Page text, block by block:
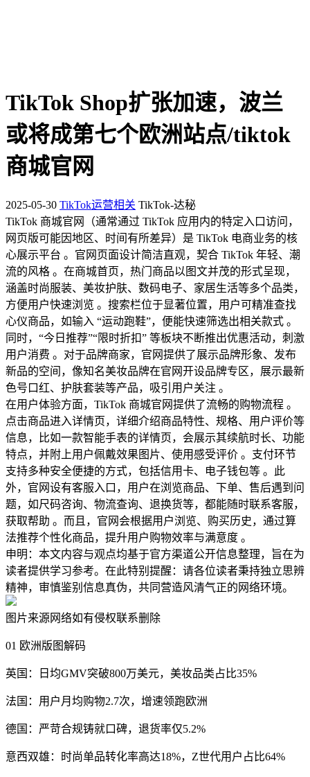
TikTok Shop扩张加速，波兰
或将成第七个欧洲站点/tiktok
商城官网
2025-05-30 TikTok运营相关 TikTok-达秘
TikTok 商城官网（通常通过 TikTok 应用内的特定入口访问，
网页版可能因地区、时间有所差异）是 TikTok 电商业务的核
心展示平台 。官网页面设计简洁直观，契合 TikTok 年轻、潮
流的风格 。在商城首页，热门商品以图文并茂的形式呈现，
涵盖时尚服装、美妆护肤、数码电子、家居生活等多个品类，
方便用户快速浏览 。搜索栏位于显著位置，用户可精准查找
心仪商品，如输入 “运动跑鞋”，便能快速筛选出相关款式 。
同时，“今日推荐”“限时折扣” 等板块不断推出优惠活动，刺激
用户消费 。对于品牌商家，官网提供了展示品牌形象、发布
新品的空间，像知名美妆品牌在官网开设品牌专区，展示最新
色号口红、护肤套装等产品，吸引用户关注 。
在用户体验方面，TikTok 商城官网提供了流畅的购物流程 。
点击商品进入详情页，详细介绍商品特性、规格、用户评价等
信息，比如一款智能手表的详情页，会展示其续航时长、功能
特点，并附上用户佩戴效果图片、使用感受评价 。支付环节
支持多种安全便捷的方式，包括信用卡、电子钱包等 。此
外，官网设有客服入口，用户在浏览商品、下单、售后遇到问
题，如尺码咨询、物流查询、退换货等，都能随时联系客服，
获取帮助 。而且，官网会根据用户浏览、购买历史，通过算
法推荐个性化商品，提升用户购物效率与满意度 。
申明：本文内容与观点均基于官方渠道公开信息整理，旨在为
读者提供学习参考。在此特别提醒：请各位读者秉持独立思辨
精神，审慎鉴别信息真伪，共同营造风清气正的网络环境。
图片来源网络如有侵权联系删除
01 欧洲版图解码
英国：日均GMV突破800万美元，美妆品类占比35%
法国：用户月均购物2.7次，增速领跑欧洲
德国：严苛合规铸就口碑，退货率仅5.2%
意西双雄：时尚单品转化率高达18%，Z世代用户占比64%